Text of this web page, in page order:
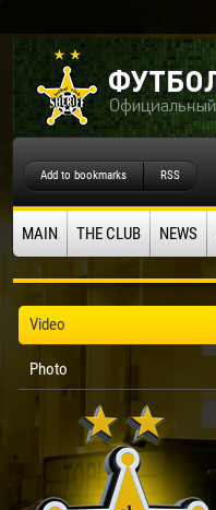
Add to bookmarks RSS
MAIN THE CLUB NEWS
Video
Photo